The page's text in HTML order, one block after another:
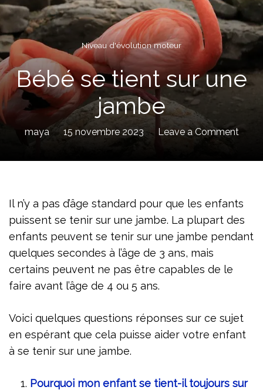
Niveau d'évolution moteur
Bébé se tient sur une
jambe
maya 15 novembre 2023 Leave a Commenton
se
Il n’y a pas d’âge standard pour que les enfants
puissent se tenir sur une jambe. La plupart des
enfants peuvent se tenir sur une jambe pendant
quelques secondes à l’âge de 3 ans, mais
certains peuvent ne pas être capables de le
faire avant l’âge de 4 ou 5 ans.
Voici quelques questions réponses sur ce sujet
en espérant que cela puisse aider votre enfant
à se tenir sur une jambe.
Pourquoi mon enfant se tient-il toujours sur